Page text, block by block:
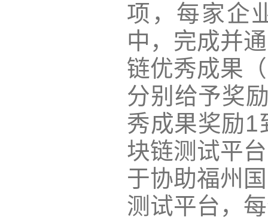
项，每家企
中，完成并
链优秀成果
分别给予奖
秀成果奖励1
块链测试平
于协助福州
测试平台，